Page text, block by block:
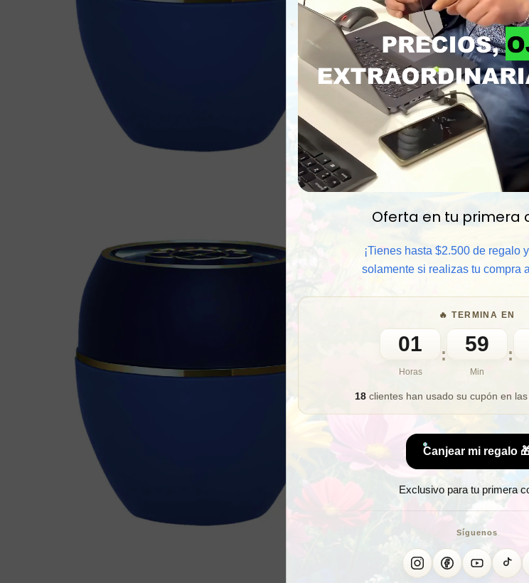
Oferta en tu primera
¡Tienes hasta $2.500 de regalo
solamente si realizas tu compra
🔥 TERMINA EN
01
Horas
: 59
Min
:
18 clientes han usado su cupón en
Canjear mi regalo
Exclusivo para tu primera
Síguenos
📦
⏰
🧑‍💼
🎁 Lo
¡Luce
ojos y